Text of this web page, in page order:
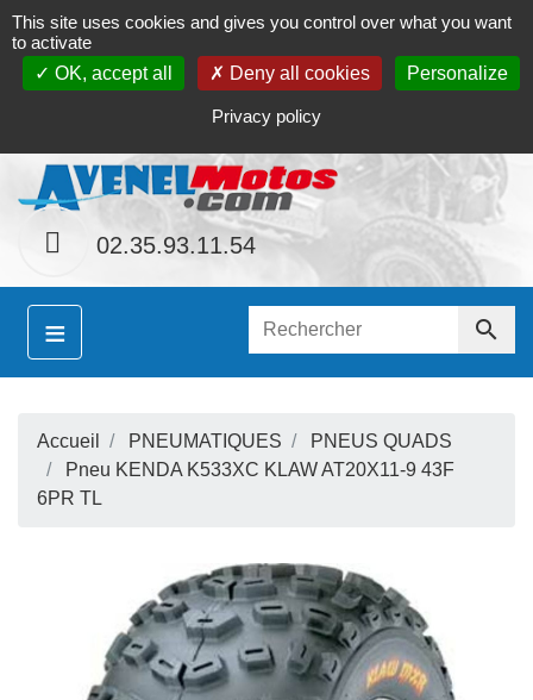
Contact Le magasin Mon compte
02.35.93.11.54
≡ 
Accueil PNEUMATIQUES
PNEUS QUADS
Pneu KENDA K533XC KLAW AT20X11-9 43F
6PR TL
This site uses cookies and gives you control over what you want
to activate
OK, accept all
Deny all cookies Personalize
Privacy policy